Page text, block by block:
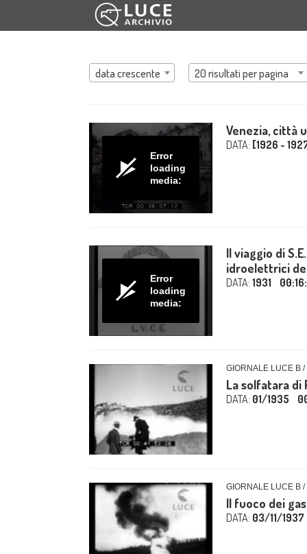
data crescente 20 risultati per pagina
Error
loading
media:
Venezia, città
DATA: [1926 -
Error
loading
media:
Il viaggio di
idroelettrici
DATA: 1931
GIORNALE LUCE B
La solfatara di
DATA: 01/1935
GIORNALE LUCE B /
Il fuoco dei
DATA: 03/11/1937